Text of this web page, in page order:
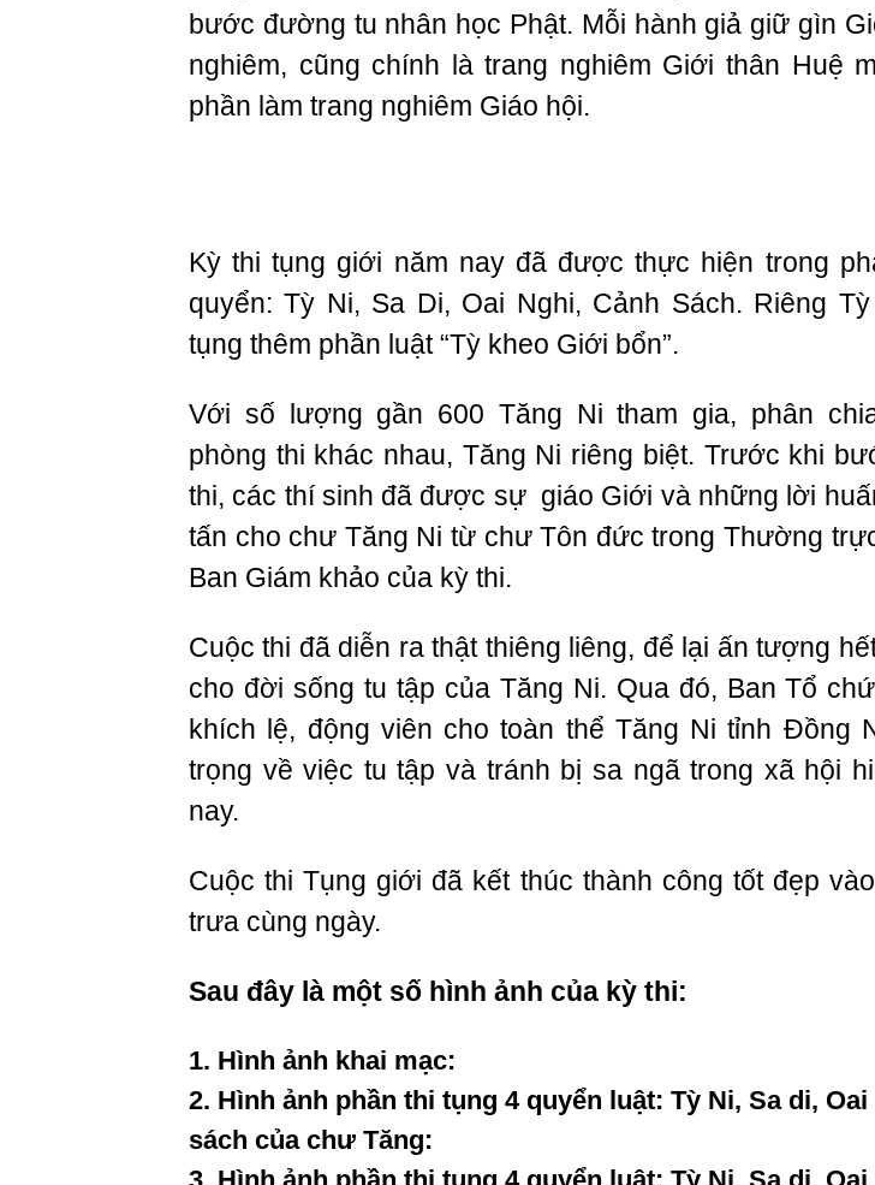
bước đường tu nhân học Phật. Mỗi hành giả giữ gìn
nghiêm, cũng chính là trang nghiêm Giới thân Huệ
phần làm trang nghiêm Giáo hội.
Kỳ thi tụng giới năm nay đã được thực hiện trong
quyển: Tỳ Ni, Sa Di, Oai Nghi, Cảnh Sách. Riêng
tụng thêm phần luật “Tỳ kheo Giới bổn”.
Với số lượng gần 600 Tăng Ni tham gia, phân
phòng thi khác nhau, Tăng Ni riêng biệt. Trước khi
thi, các thí sinh đã được sự giáo Giới và những lời
tấn cho chư Tăng Ni từ chư Tôn đức trong Thường
Ban Giám khảo của kỳ thi.
Cuộc thi đã diễn ra thật thiêng liêng, để lại ấn tượng
cho đời sống tu tập của Tăng Ni. Qua đó, Ban Tổ
khích lệ, động viên cho toàn thể Tăng Ni tỉnh Đồng
trọng về việc tu tập và tránh bị sa ngã trong xã hội
nay.
Cuộc thi Tụng giới đã kết thúc thành công tốt đẹp
trưa cùng ngày.
Sau đây là một số hình ảnh của kỳ thi:
1. Hình ảnh khai mạc:
2. Hình ảnh phần thi tụng 4 quyển luật: Tỳ Ni, Sa di,
sách của chư Tăng: